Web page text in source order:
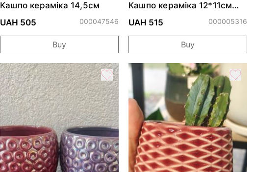
Кашпо кераміка 14,5см
UAH 505
000047546
Buy
Кашпо кераміка 12*11см
UAH 515
000005316
Buy